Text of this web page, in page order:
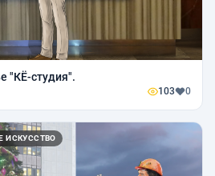
"КЁ-студия".
103 0
ИСКУССТВО